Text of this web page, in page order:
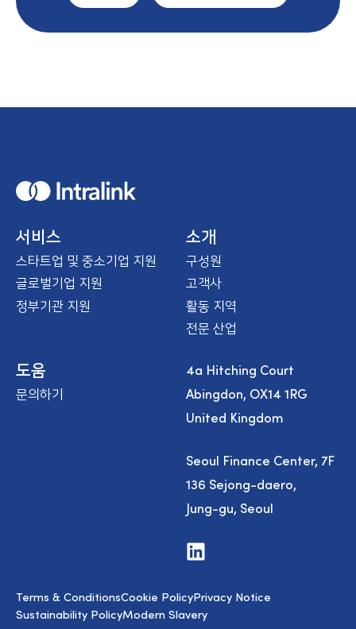
H
o
서비스
스타트업 및 중소기업 지원
글로벌기업 지원
정부기관 지원
소개
구성원
고객사
활동 지역
전문 산업
도움
문의하기
4a Hitching Court
Abingdon, OX14 1RG
United Kingdom
Seoul Finance Center, 7F
136 Sejong-daero,
Jung-gu, Seoul
V
i
t
u
s
Terms & ConditionsCookie PolicyPrivacy Notice
Sustainability PolicyModern Slavery